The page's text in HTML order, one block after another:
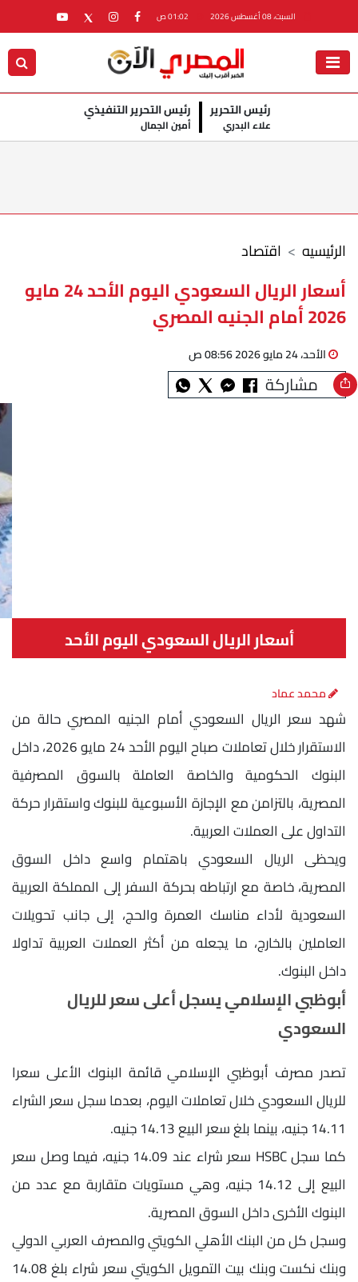
السبت، 08 أغسطس 2026
رئيس التحرير
علاء البدري
رئيس التحرير التنفيذي
أمين الجمال
اقتصاد الرئيسيه
أسعار الريال السعودي اليوم الأحد 24 مايو
2026 أمام الجنيه المصري
الأحد، 24 مايو 2026 08:56 ص
مشاركة
أسعار الريال السعودي اليوم الأحد
محمد عماد
شهد سعر الريال السعودي أمام الجنيه المصري حالة من
الاستقرار خلال تعاملات صباح اليوم الأحد 24 مايو 2026، داخل
البنوك الحكومية والخاصة العاملة بالسوق المصرفية
المصرية، بالتزامن مع الإجازة الأسبوعية للبنوك واستقرار حركة
التداول على العملات العربية.
ويحظى الريال السعودي باهتمام واسع داخل السوق
المصرية، خاصة مع ارتباطه بحركة السفر إلى المملكة العربية
السعودية لأداء مناسك العمرة والحج، إلى جانب تحويلات
العاملين بالخارج، ما يجعله من أكثر العملات العربية تداولا
داخل البنوك.
أبوظبي الإسلامي يسجل أعلى سعر للريال
السعودي
تصدر مصرف أبوظبي الإسلامي قائمة البنوك الأعلى سعرا
للريال السعودي خلال تعاملات اليوم، بعدما سجل سعر الشراء
14.11 جنيه، بينما بلغ سعر البيع 14.13 جنيه.
كما سجل HSBC سعر شراء عند 14.09 جنيه، فيما وصل سعر
البيع إلى 14.12 جنيه، وهي مستويات متقاربة مع عدد من
البنوك الأخرى داخل السوق المصرية.
وسجل كل من البنك الأهلي الكويتي والمصرف العربي الدولي
وبنك نكست وبنك بيت التمويل الكويتي سعر شراء بلغ 14.08